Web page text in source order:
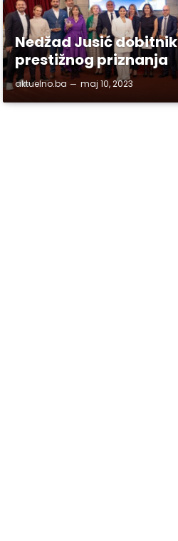
Nedžad Jusić dobitnik
prestižnog priznanja
aktuelno.ba maj 10, 2023